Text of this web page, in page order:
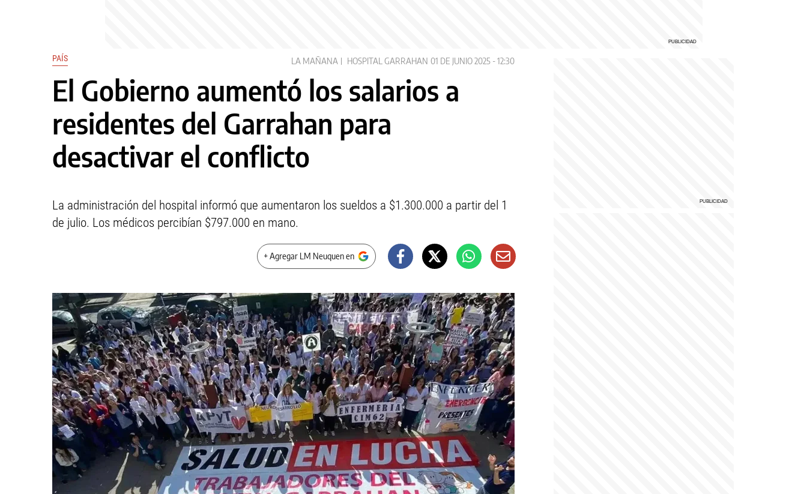
PAÍS LA MAÑANA HOSPITAL GARRAHAN 01 DE JUNIO 2025 - 12:30
El Gobierno aumentó los salarios a
residentes del Garrahan para
desactivar el conflicto
La administración del hospital informó que aumentaron los sueldos a $1.300.000 a partir del 1
de julio. Los médicos percibían $797.000 en mano.
+ Agregar LM Neuquen en